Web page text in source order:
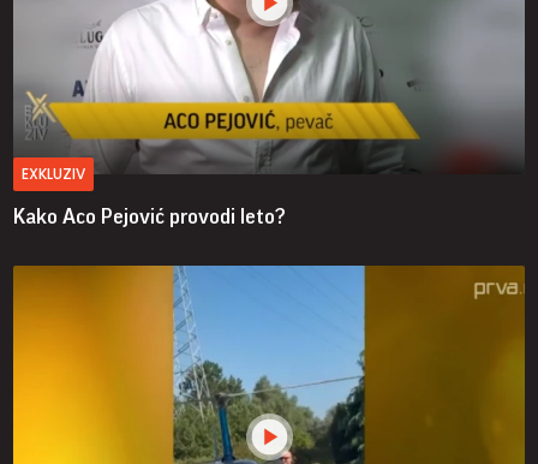
EXKLUZIV
Kako Aco Pejović provodi leto?